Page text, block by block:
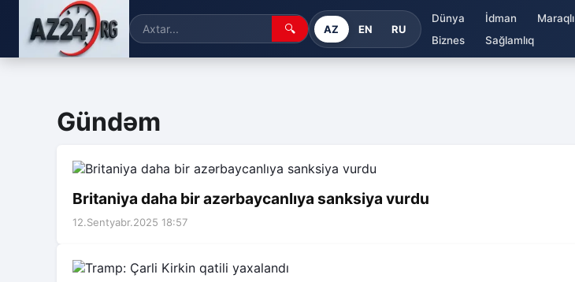
🔍 AZ EN RU
Dünya İdman Maraqlı
Biznes
Sağlamlıq
Gündəm
Britaniya daha bir azərbaycanlıya sanksiya vurdu
12.Sentyabr.2025 18:57